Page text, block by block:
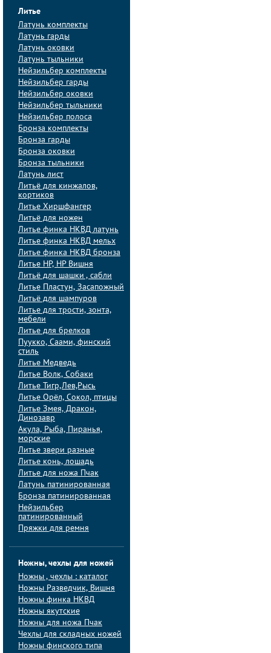
Литье
Латунь комплекты
Латунь гарды
Латунь оковки
Латунь тыльники
Нейзильбер комплекты
Нейзильбер гарды
Нейзильбер оковки
Нейзильбер тыльники
Нейзильбер полоса
Бронза комплекты
Бронза гарды
Бронза оковки
Бронза тыльники
Латунь лист
Литьё для кинжалов,
кортиков
Литье Хиршфангер
Литьё для ножен
Литье финка НКВД латунь
Литье финка НКВД мельх
Литье финка НКВД бронза
Литье НР, НР Вишня
Литьё для шашки , сабли
Литье Пластун, Засапожный
Литьё для шампуров
Литье для трости, зонта,
мебели
Литье для брелков
Пуукко, Саами, финский
стиль
Литье Медведь
Литье Волк, Собаки
Литье Тигр,Лев,Рысь
Литье Орёл, Сокол, птицы
Литье Змея, Дракон,
Динозавр
Акула, Рыба, Пиранья,
морские
Литье звери разные
Литье конь, лошадь
Литье для ножа Пчак
Латунь патинированная
Бронза патинированная
Нейзильбер
патинированный
Пряжки для ремня
Ножны, чехлы для ножей
Ножны , чехлы : каталог
Ножны Разведчик, Вишня
Ножны финка НКВД
Ножны якутские
Ножны для ножа Пчак
Чехлы для складных ножей
Ножны финского типа